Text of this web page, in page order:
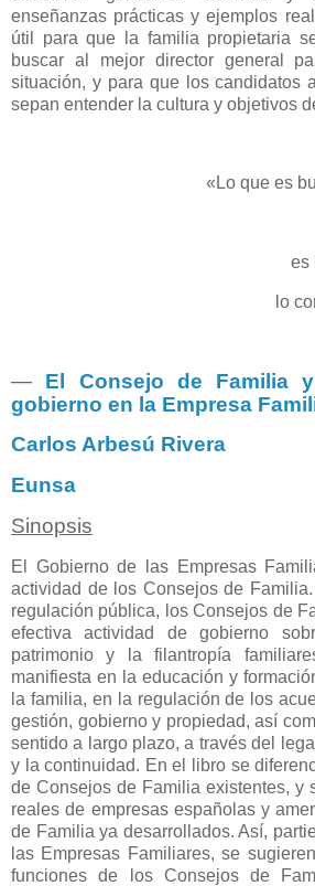
enseñanzas prácticas y ejemplos
útil para que la familia propietaria
buscar al mejor director general
situación, y para que los candidatos
sepan entender la cultura y objetivos
«Lo que es
es
lo
― El Consejo de Familia
gobierno en la Empresa
Carlos Arbesú Rivera
Eunsa
Sinopsis
El Gobierno de las Empresas
actividad de los Consejos de
regulación pública, los Consejos de
efectiva actividad de gobierno
patrimonio y la filantropía
manifiesta en la educación y
la familia, en la regulación de los
gestión, gobierno y propiedad, así
sentido a largo plazo, a través del
y la continuidad. En el libro se
de Consejos de Familia existentes, y
reales de empresas españolas y
de Familia ya desarrollados. Así,
las Empresas Familiares, se
funciones de los Consejos de